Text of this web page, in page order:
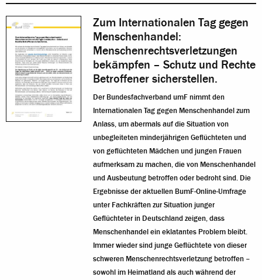
Zum Internationalen Tag gegen
Menschenhandel:
Menschenrechtsverletzungen
bekämpfen – Schutz und Rechte
Betroffener sicherstellen.
Der Bundesfachverband umF nimmt den
Internationalen Tag gegen Menschenhandel zum
Anlass, um abermals auf die Situation von
unbegleiteten minderjährigen Geflüchteten und
von geflüchteten Mädchen und jungen Frauen
aufmerksam zu machen, die von Menschenhandel
und Ausbeutung betroffen oder bedroht sind. Die
Ergebnisse der aktuellen BumF-Online-Umfrage
unter Fachkräften zur Situation junger
Geflüchteter in Deutschland zeigen, dass
Menschenhandel ein eklatantes Problem bleibt.
Immer wieder sind junge Geflüchtete von dieser
schweren Menschenrechtsverletzung betroffen –
sowohl im Heimatland als auch während der